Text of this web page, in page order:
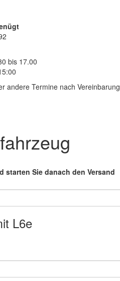
bis 17.00
andere Termine nach Vereinbarung
starten Sie danach den Versand
L6e